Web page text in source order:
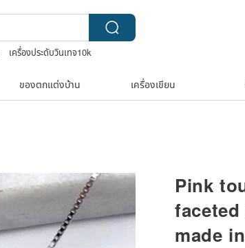
เครื่องประดับวินเทจ10k
ของตกแต่งบ้าน เครื่องเขียน
Pink
made